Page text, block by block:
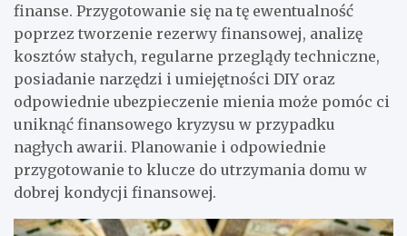
finanse. Przygotowanie się na tę ewentualność
poprzez tworzenie rezerwy finansowej, analizę
kosztów stałych, regularne przeglądy techniczne,
posiadanie narzędzi i umiejętności DIY oraz
odpowiednie ubezpieczenie mienia może pomóc ci
uniknąć finansowego kryzysu w przypadku
nagłych awarii. Planowanie i odpowiednie
przygotowanie to klucze do utrzymania domu w
dobrej kondycji finansowej.